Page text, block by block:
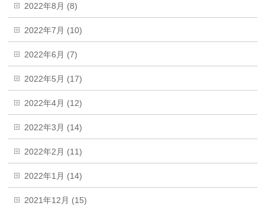
2022年8月 (8)
2022年7月 (10)
2022年6月 (7)
2022年5月 (17)
2022年4月 (12)
2022年3月 (14)
2022年2月 (11)
2022年1月 (14)
2021年12月 (15)